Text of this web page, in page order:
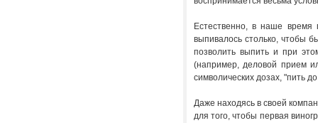
Естественно, в наше время
выпивалось столько, чтобы
позволить выпить и при
(например, деловой прием
символических дозах, "пить
Даже находясь в своей
для того, чтобы первая